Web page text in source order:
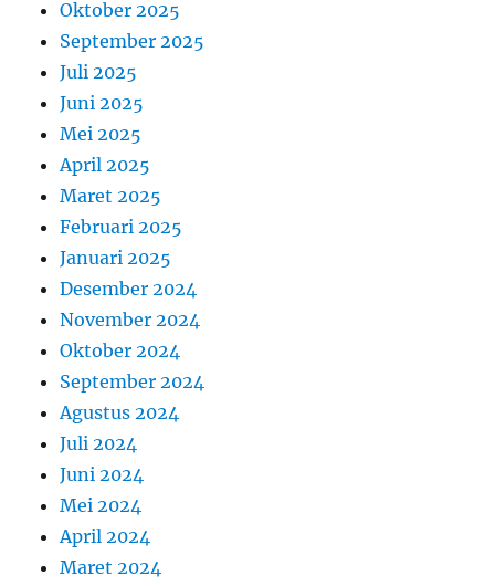
Oktober 2025
September 2025
Juli 2025
Juni 2025
Mei 2025
April 2025
Maret 2025
Februari 2025
Januari 2025
Desember 2024
November 2024
Oktober 2024
September 2024
Agustus 2024
Juli 2024
Juni 2024
Mei 2024
April 2024
Maret 2024